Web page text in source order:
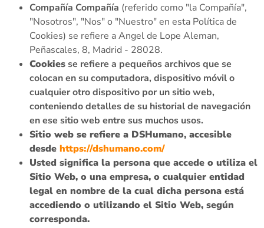
Compañía Compañía (referido como "la Compañía",
"Nosotros", "Nos" o "Nuestro" en esta Política de
Cookies) se refiere a Angel de Lope Aleman,
Peñascales, 8, Madrid - 28028.
Cookiesse refiere a pequeños archivos que se
colocan en su computadora, dispositivo móvil o
cualquier otro dispositivo por un sitio web,
conteniendo detalles de su historial de navegación
en ese sitio web entre sus muchos usos.
Sitio web se refiere a DSHumano, accesible
desde https://dshumano.com/
Usted significa la persona que accede o utiliza el
Sitio Web, o una empresa, o cualquier entidad
legal en nombre de la cual dicha persona está
accediendo o utilizando el Sitio Web, según
corresponda.